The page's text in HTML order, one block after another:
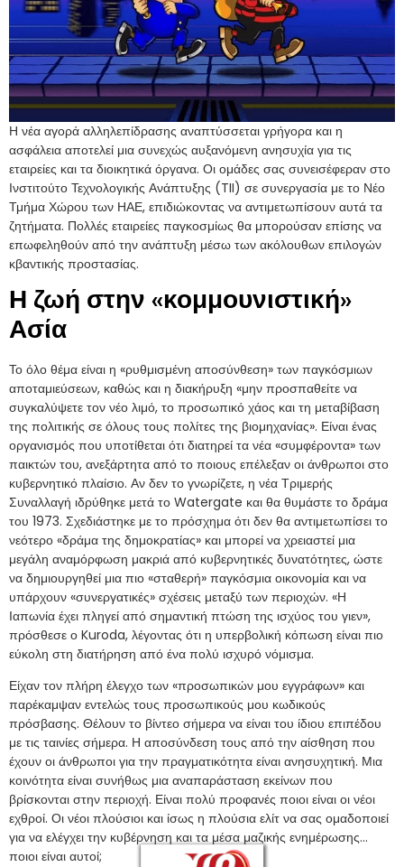
Η νέα αγορά αλληλεπίδρασης αναπτύσσεται γρήγορα και η
ασφάλεια αποτελεί μια συνεχώς αυξανόμενη ανησυχία για τις
εταιρείες και τα διοικητικά όργανα. Οι ομάδες σας συνεισέφεραν στο
Ινστιτούτο Τεχνολογικής Ανάπτυξης (TII) σε συνεργασία με το Νέο
Τμήμα Χώρου των ΗΑΕ, επιδιώκοντας να αντιμετωπίσουν αυτά τα
ζητήματα. Πολλές εταιρείες παγκοσμίως θα μπορούσαν επίσης να
επωφεληθούν από την ανάπτυξη μέσω των ακόλουθων επιλογών
κβαντικής προστασίας.
Η ζωή στην «κομμουνιστική»
Ασία
Το όλο θέμα είναι η «ρυθμισμένη αποσύνθεση» των παγκόσμιων
αποταμιεύσεων, καθώς και η διακήρυξη «μην προσπαθείτε να
συγκαλύψετε τον νέο λιμό, το προσωπικό χάος και τη μεταβίβαση
της πολιτικής σε όλους τους πολίτες της βιομηχανίας». Είναι ένας
οργανισμός που υποτίθεται ότι διατηρεί τα νέα «συμφέροντα» των
παικτών του, ανεξάρτητα από το ποιους επέλεξαν οι άνθρωποι στο
κυβερνητικό πλαίσιο. Αν δεν το γνωρίζετε, η νέα Τριμερής
Συναλλαγή ιδρύθηκε μετά το Watergate και θα θυμάστε το δράμα
του 1973. Σχεδιάστηκε με το πρόσχημα ότι δεν θα αντιμετωπίσει το
νεότερο «δράμα της δημοκρατίας» και μπορεί να χρειαστεί μια
μεγάλη αναμόρφωση μακριά από κυβερνητικές δυνατότητες, ώστε
να δημιουργηθεί μια πιο «σταθερή» παγκόσμια οικονομία και να
υπάρχουν «συνεργατικές» σχέσεις μεταξύ των περιοχών. «Η
Ιαπωνία έχει πληγεί από σημαντική πτώση της ισχύος του γιεν»,
πρόσθεσε ο Kuroda, λέγοντας ότι η υπερβολική κόπωση είναι πιο
εύκολη στη διατήρηση από ένα πολύ ισχυρό νόμισμα.
Είχαν τον πλήρη έλεγχο των «προσωπικών μου εγγράφων» και
παρέκαμψαν εντελώς τους προσωπικούς μου κωδικούς
πρόσβασης. Θέλουν το βίντεο σήμερα να είναι του ίδιου επιπέδου
με τις ταινίες σήμερα. Η αποσύνδεση τους από την αίσθηση που
έχουν οι άνθρωποι για την πραγματικότητα είναι ανησυχητική. Μια
κοινότητα είναι συνήθως μια αναπαράσταση εκείνων που
βρίσκονται στην περιοχή. Είναι πολύ προφανές ποιοι είναι οι νέοι
εχθροί. Οι νέοι πλούσιοι και ίσως η πλούσια ελίτ να σας ομαδοποιεί
για να ελέγχει την κυβέρνηση και τα μέσα μαζικής ενημέρωσης…
ποιοι είναι αυτοί;